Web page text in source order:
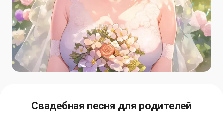
Свадебная песня для родителей